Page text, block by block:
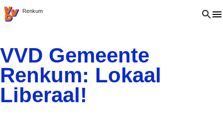
VVD.nlRenkum Open
VVD Gemeente
Renkum: Lokaal
Liberaal!